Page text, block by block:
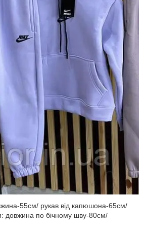
55см/ рукав від капюшона-65см/
довжина по бічному шву-80см/